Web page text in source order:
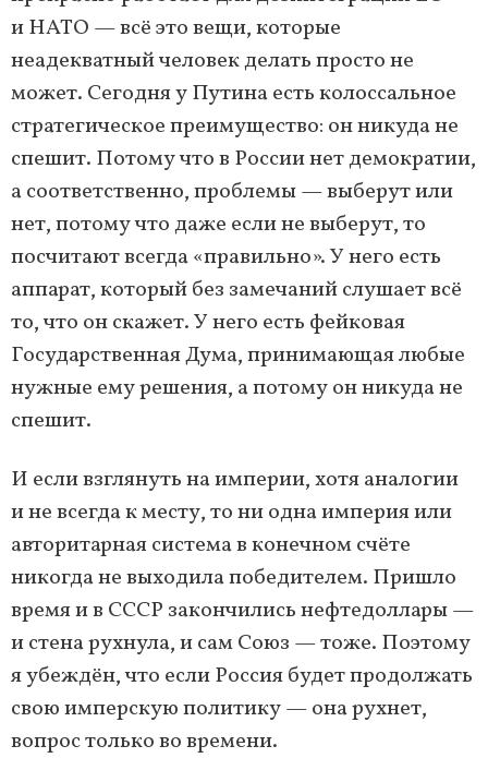
и НАТО — всё это вещи, которые
неадекватный человек делать просто не
может. Сегодня у Путина есть колоссальное
стратегическое преимущество: он никуда не
спешит. Потому что в России нет демократии,
а соответственно, проблемы — выберут или
нет, потому что даже если не выберут, то
посчитают всегда «правильно». У него есть
аппарат, который без замечаний слушает всё
то, что он скажет. У него есть фейковая
Государственная Дума, принимающая любые
нужные ему решения, а потому он никуда не
спешит.
И если взглянуть на империи, хотя аналогии
и не всегда к месту, то ни одна империя или
авторитарная система в конечном счёте
никогда не выходила победителем. Пришло
время и в СССР закончились нефтедоллары —
и стена рухнула, и сам Союз — тоже. Поэтому
я убеждён, что если Россия будет продолжать
свою имперскую политику — она рухнет,
вопрос только во времени.